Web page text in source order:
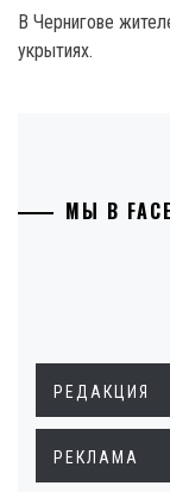
В Чернигове
укрытиях.
МЫ В
РЕДАКЦИЯ
РЕКЛАМА